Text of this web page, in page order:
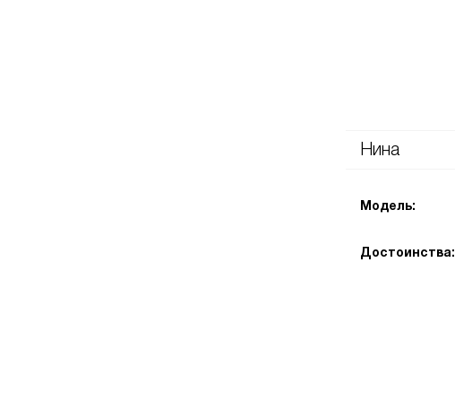
Нина
Модель:
Достоинства: